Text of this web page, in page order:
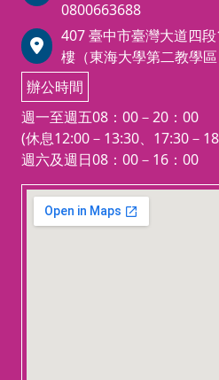
0800663688
407 臺中市臺灣大道四
樓（東海大學第二教學區
辦公時間
週一至週五08：00－20：00
(休息12:00－13:30、17:30－
週六及週日08：00－16：00
123 movies
embedgooglemap.net